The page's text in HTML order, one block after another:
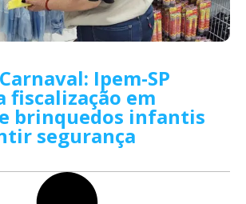
Ipem-SP
fiscalização em
brinquedos infantis
segurança